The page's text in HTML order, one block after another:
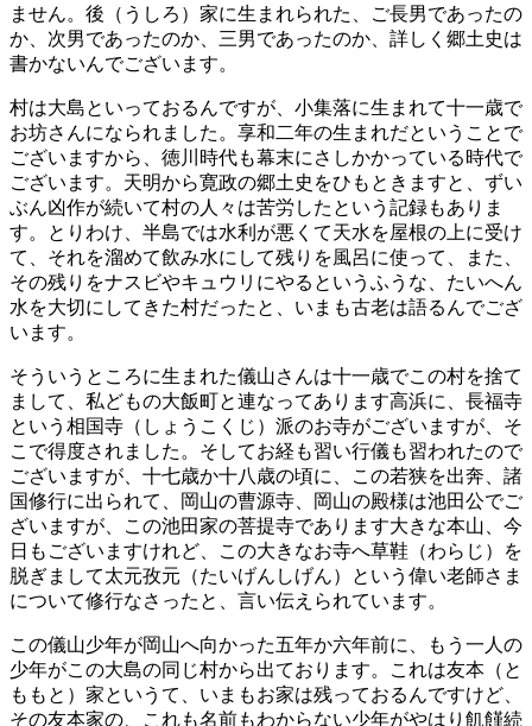
ません。後（うしろ）家に生まれられた、ご長男であったの
か、次男であったのか、三男であったのか、詳しく郷土史は
書かないんでございます。
村は大島といっておるんですが、小集落に生まれて十一歳で
お坊さんになられました。享和二年の生まれだということで
ございますから、徳川時代も幕末にさしかかっている時代で
ございます。天明から寛政の郷土史をひもときますと、ずい
ぶん凶作が続いて村の人々は苦労したという記録もありま
す。とりわけ、半島では水利が悪くて天水を屋根の上に受け
て、それを溜めて飲み水にして残りを風呂に使って、また、
その残りをナスビやキュウリにやるというふうな、たいへん
水を大切にしてきた村だったと、いまも古老は語るんでござ
います。
そういうところに生まれた儀山さんは十一歳でこの村を捨て
まして、私どもの大飯町と連なってあります高浜に、長福寺
という相国寺（しょうこくじ）派のお寺がございますが、そ
こで得度されました。そしてお経も習い行儀も習われたので
ございますが、十七歳か十八歳の頃に、この若狭を出奔、諸
国修行に出られて、岡山の曹源寺、岡山の殿様は池田公でご
ざいますが、この池田家の菩提寺であります大きな本山、今
日もございますけれど、この大きなお寺へ草鞋（わらじ）を
脱ぎまして太元孜元（たいげんしげん）という偉い老師さま
について修行なさったと、言い伝えられています。
この儀山少年が岡山へ向かった五年か六年前に、もう一人の
少年がこの大島の同じ村から出ております。これは友本（と
ももと）家というて、いまもお家は残っておるんですけど、
その友本家の、これも名前もわからない少年がやはり飢饉続